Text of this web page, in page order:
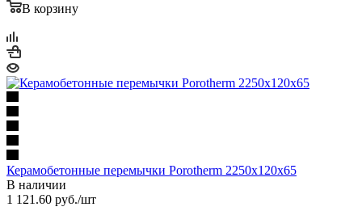
В корзину
Керамобетонные перемычки Porotherm 2250x120x65
В наличии
1 121.60 руб./шт